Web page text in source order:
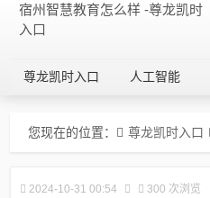
宿州智慧教育怎么样 -尊龙凯时
入口
尊龙凯时入口 人工智能
您现在的位置： 尊龙凯时入口
2024-10-31 00:54 300 次浏览